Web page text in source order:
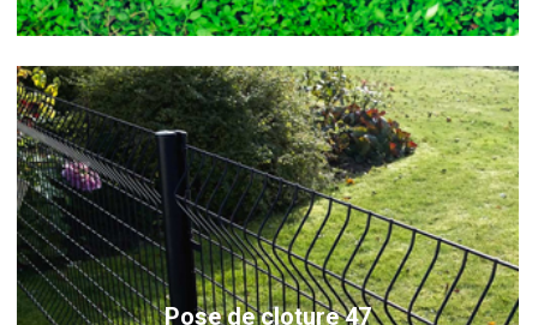
Pose de cloture 47